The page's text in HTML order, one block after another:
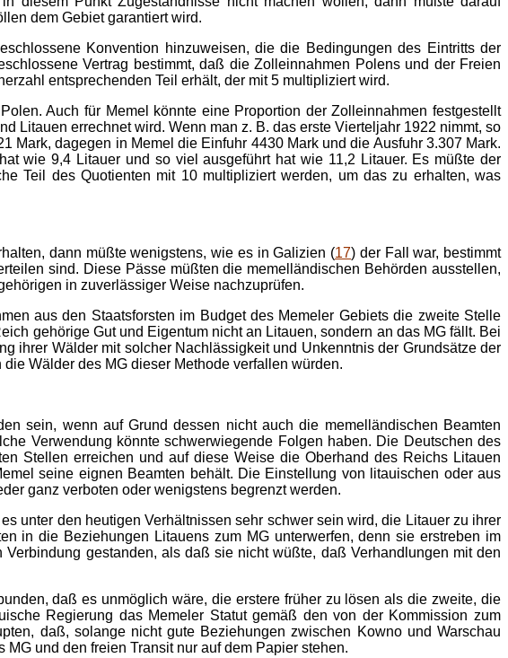
dem Gebiet garantiert wird.
Konvention hinzuweisen, die die Bedingungen des Ein­tritts der
Vertrag bestimmt, daß die Zolleinnahmen Polens und der Freien
entsprechenden Teil erhält, der mit 5 multipliziert wird.
Auch für Memel könnte eine Proportion der Zolleinnahmen festgestellt
Litauen errechnet wird. Wenn man z. B. das erste Vierteljahr 1922 nimmt, so
Mark, dagegen in Memel die Einfuhr 4430 Mark und die Ausfuhr 3.307 Mark.
wie 9,4 Litauer und so viel ausgeführt hat wie 11,2 Litauer. Es müßte der
Teil des Quotienten mit 10 multipliziert werden, um das zu erhalten, was
dann müßte wenigstens, wie es in Galizien (17) der Fall war, bestimmt
sind. Diese Pässe müßten die memelländischen Behörden ausstellen,
in zuverlässiger Weise nachzuprüfen.
aus den Staatsforsten im Budget des Memeler Gebiets die zweite Stelle
gehörige Gut und Eigentum nicht an Litauen, sondern an das MG fällt. Bei
ihrer Wälder mit solcher Nachlässigkeit und Unkenntnis der Grundsätze der
Wälder des MG dieser Methode verfallen würden.
sein, wenn auf Grund dessen nicht auch die memelländischen Beamten
Verwendung könnte schwerwiegende Folgen haben. Die Deutschen des
Stellen erreichen und auf diese Weise die Oberhand des Reichs Litauen
seine eignen Beamten behält. Die Einstellung von litauischen oder aus
ganz verboten oder wenigstens begrenzt werden.
unter den heutigen Verhältnissen sehr schwer sein wird, die Litauer zu ihrer
in die Beziehungen Litauens zum MG unterwerfen, denn sie erstreben im
gestanden, als daß sie nicht wüßte, daß Verhandlungen mit den
daß es unmöglich wäre, die erstere früher zu lösen als die zweite, die
Regierung das Memeler Statut gemäß den von der Kommission zum
daß, solange nicht gute Beziehungen zwischen Kowno und Warschau
und den freien Transit nur auf dem Papier stehen.